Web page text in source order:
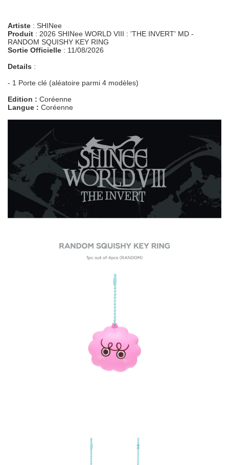
Artiste : SHINee
Produit : 2026 SHINee WORLD VIII : 'THE INVERT' MD -
RANDOM SQUISHY KEY RING
Sortie Officielle : 11/08/2026
Details :
- 1 Porte clé (aléatoire parmi 4 modèles)
Edition : Coréenne
Langue : Coréenne